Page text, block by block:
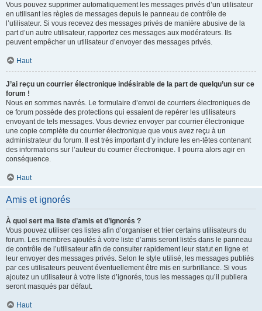
Vous pouvez supprimer automatiquement les messages privés d’un utilisateur
en utilisant les règles de messages depuis le panneau de contrôle de
l’utilisateur. Si vous recevez des messages privés de manière abusive de la
part d’un autre utilisateur, rapportez ces messages aux modérateurs. Ils
peuvent empêcher un utilisateur d’envoyer des messages privés.
Haut
J’ai reçu un courrier électronique indésirable de la part de quelqu’un sur ce
forum !
Nous en sommes navrés. Le formulaire d’envoi de courriers électroniques de
ce forum possède des protections qui essaient de repérer les utilisateurs
envoyant de tels messages. Vous devriez envoyer par courrier électronique
une copie complète du courrier électronique que vous avez reçu à un
administrateur du forum. Il est très important d’y inclure les en-têtes contenant
des informations sur l’auteur du courrier électronique. Il pourra alors agir en
conséquence.
Haut
Amis et ignorés
À quoi sert ma liste d’amis et d’ignorés ?
Vous pouvez utiliser ces listes afin d’organiser et trier certains utilisateurs du
forum. Les membres ajoutés à votre liste d’amis seront listés dans le panneau
de contrôle de l’utilisateur afin de consulter rapidement leur statut en ligne et
leur envoyer des messages privés. Selon le style utilisé, les messages publiés
par ces utilisateurs peuvent éventuellement être mis en surbrillance. Si vous
ajoutez un utilisateur à votre liste d’ignorés, tous les messages qu’il publiera
seront masqués par défaut.
Haut